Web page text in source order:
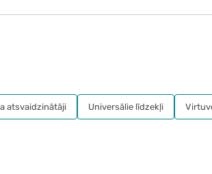
atsvaidzinātāji Universālie līdzekļi